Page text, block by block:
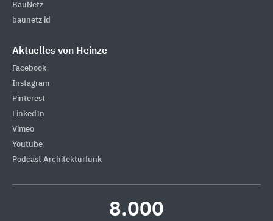
BauNetz
baunetz id
Aktuelles von Heinze
Facebook
Instagram
Pinterest
LinkedIn
Vimeo
Youtube
Podcast Architekturfunk
8.000